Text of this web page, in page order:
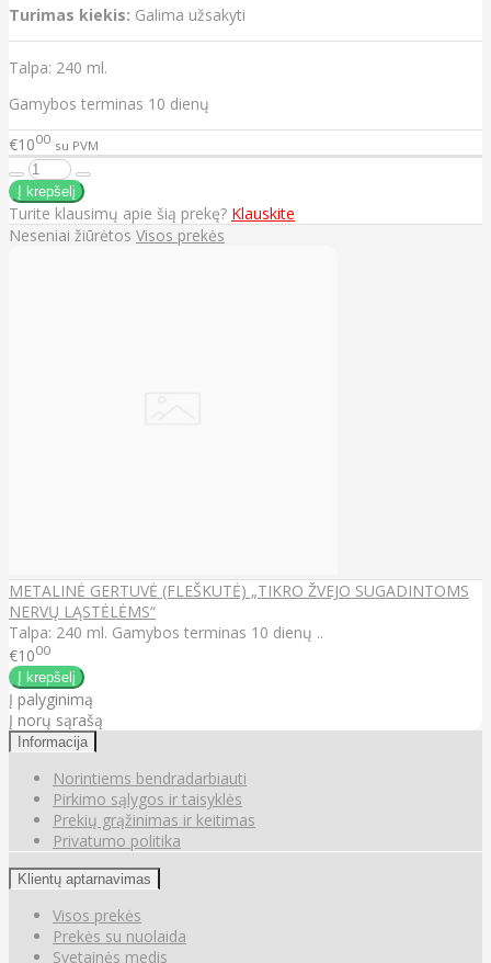
Turimas kiekis: Galima užsakyti
Talpa: 240 ml.
Gamybos terminas 10 dienų
€1000 su PVM
Turite klausimų apie šią prekę? Klauskite
Neseniai žiūrėtos Visos prekės
METALINĖ GERTUVĖ (FLEŠKUTĖ) „TIKRO ŽVEJO SUGADINTOMS
NERVŲ LĄSTĖLĖMS“
Talpa: 240 ml. Gamybos terminas 10 dienų ..
€1000
Į palyginimą
Į norų sąrašą
Informacija
Norintiems bendradarbiauti
Pirkimo sąlygos ir taisyklės
Prekių grąžinimas ir keitimas
Privatumo politika
Klientų aptarnavimas
Visos prekės
Prekės su nuolaida
Svetainės medis